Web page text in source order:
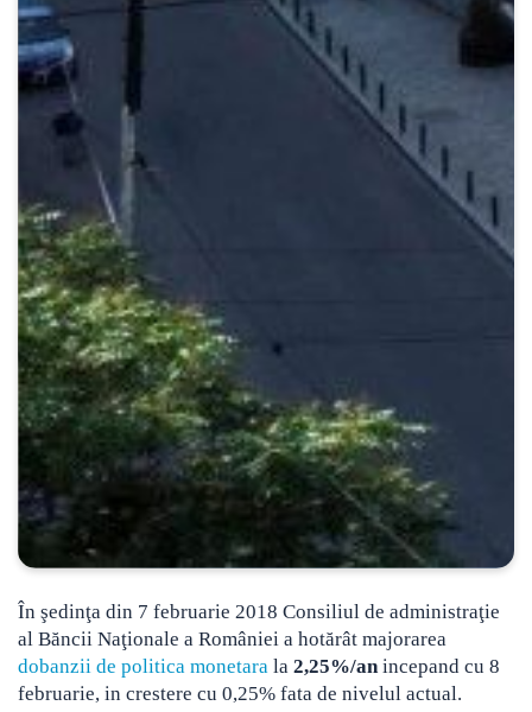
În şedinţa din 7 februarie 2018 Consiliul de administraţie
al Băncii Naţionale a României a hotărât majorarea
dobanzii de politica monetara la 2,25%/anincepand cu 8
februarie, in crestere cu 0,25% fata de nivelul actual.